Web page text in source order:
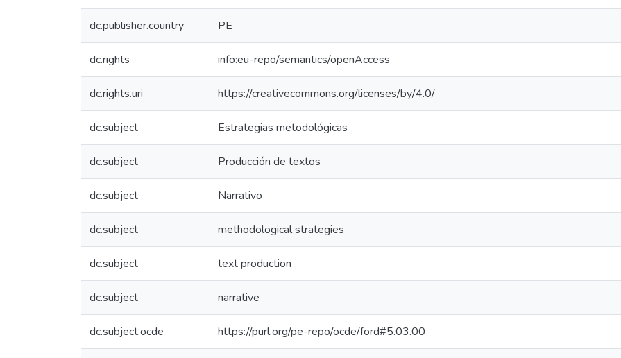
dc.publisher.country PE
dc.rights info:eu-repo/semantics/openAccess
dc.rights.uri https://creativecommons.org/licenses/by/4.0/
dc.subject Estrategias metodológicas
dc.subject Producción de textos
dc.subject Narrativo
dc.subject methodological strategies
dc.subject text production
dc.subject narrative
dc.subject.ocde https://purl.org/pe-repo/ocde/ford#5.03.00